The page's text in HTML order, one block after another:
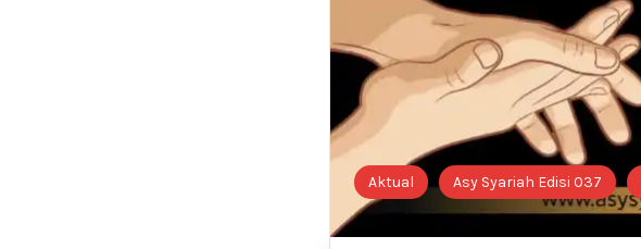
Aktual Asy Syariah Edisi 037